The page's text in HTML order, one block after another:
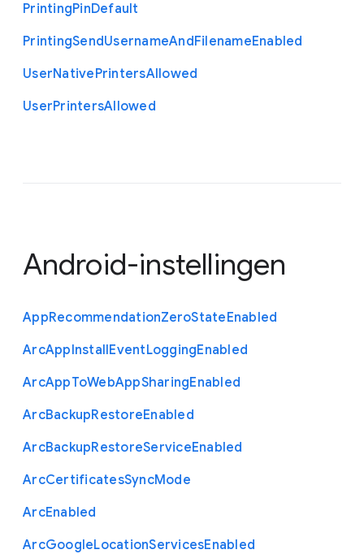
PrintingPinDefault
PrintingSendUsernameAndFilenameEnabled
UserNativePrintersAllowed
UserPrintersAllowed
Android-instellingen
AppRecommendationZeroStateEnabled
ArcAppInstallEventLoggingEnabled
ArcAppToWebAppSharingEnabled
ArcBackupRestoreEnabled
ArcBackupRestoreServiceEnabled
ArcCertificatesSyncMode
ArcEnabled
ArcGoogleLocationServicesEnabled